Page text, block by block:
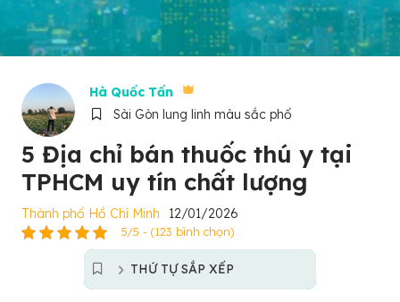
Hà Quốc Tấn
Sài Gòn lung linh màu sắc phố
5 Địa chỉ bán thuốc thú y tại
TPHCM uy tín chất lượng
Thành phố Hồ Chí Minh 12/01/2026
5/5 - (123 bình chọn)
THỨ TỰ SẮP XẾP